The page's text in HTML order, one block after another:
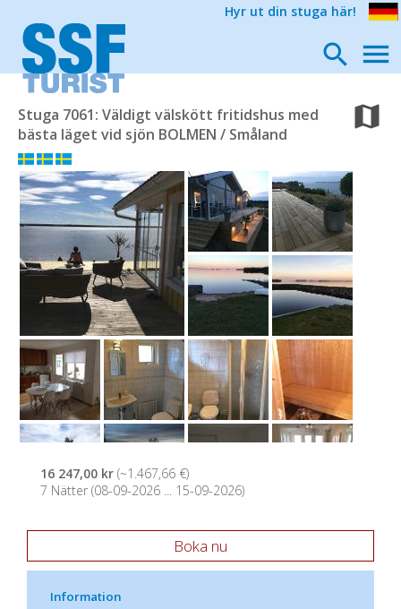
Hyr ut din stuga här!
Stuga 7061: Väldigt välskött fritidshus med
bästa läget vid sjön BOLMEN / Småland
16 247,00 kr (~1.467,66 €)
7 Nätter (08-09-2026 ... 15-09-2026)
Boka nu
Information